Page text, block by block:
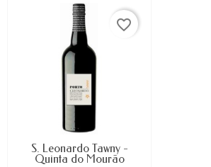
favorite_border
S. Leonardo Tawny -
Quinta do Mourão